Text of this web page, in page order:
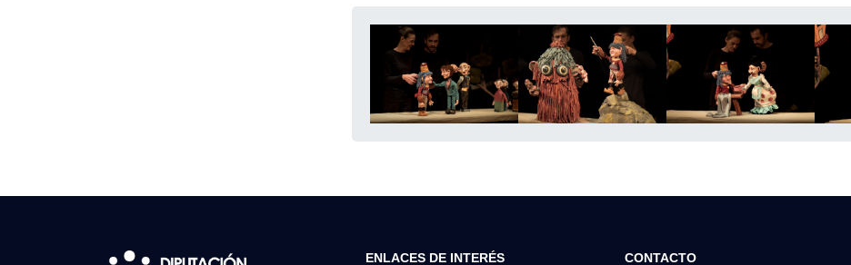
ENLACES DE INTERÉS CONTACTO